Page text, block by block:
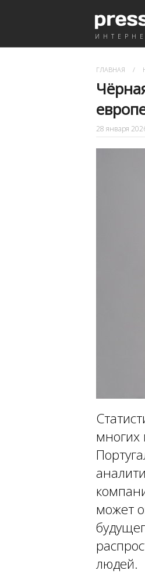
ГЛАВНАЯ /
28 января
многих
может
людей.